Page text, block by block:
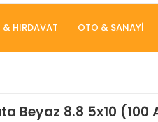
& HIRDAVAT OTO & SANAYİ
Beyaz 8.8 5x10 (100